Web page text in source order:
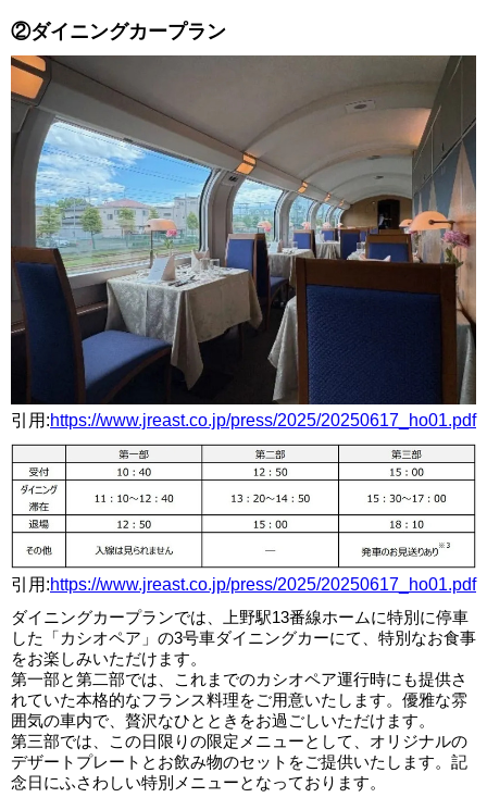
②ダイニングカープラン
引用:https://www.jreast.co.jp/press/2025/20250617_ho01.pdf
引用:https://www.jreast.co.jp/press/2025/20250617_ho01.pdf
ダイニングカープランでは、上野駅13番線ホームに特別に停車
した「カシオペア」の3号車ダイニングカーにて、特別なお食事
をお楽しみいただけます。
第一部と第二部では、これまでのカシオペア運行時にも提供さ
れていた本格的なフランス料理をご用意いたします。優雅な雰
囲気の車内で、贅沢なひとときをお過ごしいただけます。
第三部では、この日限りの限定メニューとして、オリジナルの
デザートプレートとお飲み物のセットをご提供いたします。記
念日にふさわしい特別メニューとなっております。